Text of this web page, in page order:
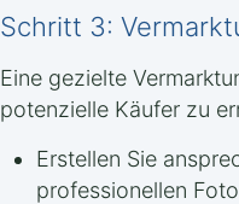
Schritt 3:
Eine gezielte
potenzielle Käufer zu
Erstellen Sie
professionellen